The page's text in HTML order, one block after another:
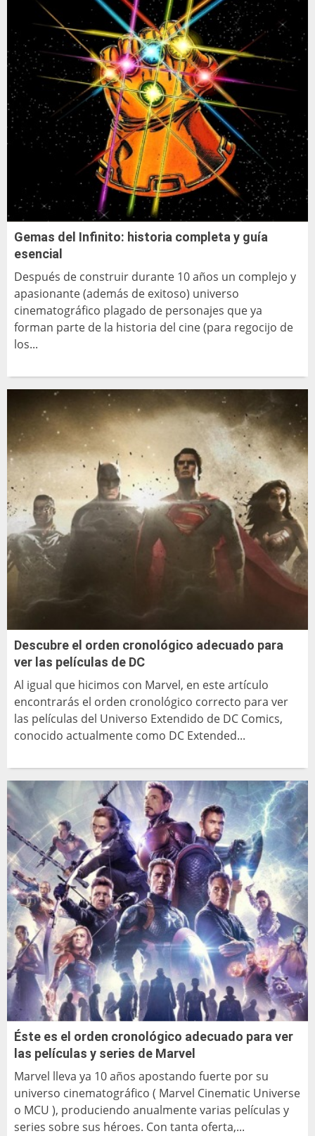
Gemas del Infinito: historia completa y guía
esencial
Después de construir durante 10 años un complejo y
apasionante (además de exitoso) universo
cinematográfico plagado de personajes que ya
forman parte de la historia del cine (para regocijo de
los...
Descubre el orden cronológico adecuado para
ver las películas de DC
Al igual que hicimos con Marvel, en este artículo
encontrarás el orden cronológico correcto para ver
las películas del Universo Extendido de DC Comics,
conocido actualmente como DC Extended...
Éste es el orden cronológico adecuado para ver
las películas y series de Marvel
Marvel lleva ya 10 años apostando fuerte por su
universo cinematográfico ( Marvel Cinematic Universe
o MCU ), produciendo anualmente varias películas y
series sobre sus héroes. Con tanta oferta,...